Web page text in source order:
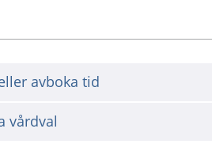
avboka tid
vårdval